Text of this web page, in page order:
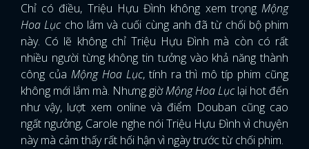
Chỉ có điều, Triệu Hựu Đình không xem trọng Mộng
Hoa Lụccho lắm và cuối cùng anh đã từ chối bộ phim
này. Có lẽ không chỉ Triệu Hựu Đình mà còn có rất
nhiều người từng không tin tưởng vào khả năng thành
công của Mộng Hoa Lục, tính ra thì mô típ phim cũng
không mới lắm mà. Nhưng giờMộng Hoa Lụclại hot đến
như vậy, lượt xem online và điểm Douban cũng cao
ngất ngưởng, Carole nghe nói Triệu Hựu Đình vì chuyện
này mà cảm thấy rất hối hận vì ngày trước từ chối phim.